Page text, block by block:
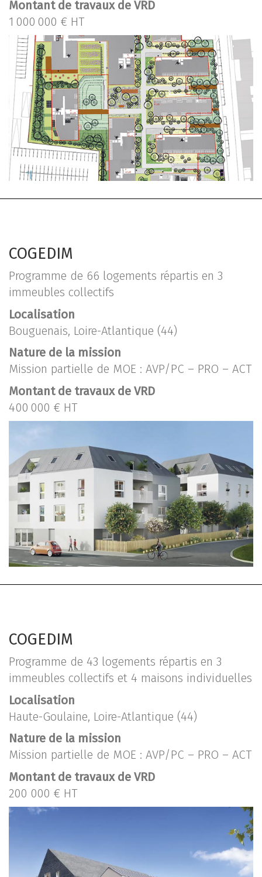
Montant de travaux de VRD
1 000 000 € HT
COGEDIM
Programme de 66 logements répartis en 3
immeubles collectifs
Localisation
Bouguenais, Loire-Atlantique (44)
Nature de la mission
Mission partielle de MOE : AVP/PC – PRO – ACT
Montant de travaux de VRD
400 000 € HT
COGEDIM
Programme de 43 logements répartis en 3
immeubles collectifs et 4 maisons individuelles
Localisation
Haute-Goulaine, Loire-Atlantique (44)
Nature de la mission
Mission partielle de MOE : AVP/PC – PRO – ACT
Montant de travaux de VRD
200 000 € HT